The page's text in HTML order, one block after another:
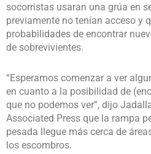
socorristas usaran una grúa en
previamente no tenían acceso y
probabilidades de encontrar
de sobrevivientes.
“Esperamos comenzar a ver
en cuanto a la posibilidad de
que no podemos ver”, dijo
Associated Press que la rampa
pesada llegue más cerca de
los escombros.